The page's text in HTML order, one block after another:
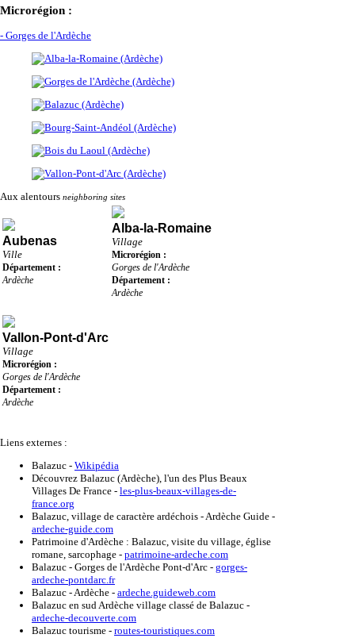
Microrégion :
- Gorges de l'Ardèche
Aux alentours neighboring sites
Aubenas
Ville
Département :
Ardèche
Alba-la-Romaine
Village
Microrégion :
Gorges de l'Ardèche
Département :
Ardèche
Vallon-Pont-d'Arc
Village
Microrégion :
Gorges de l'Ardèche
Département :
Ardèche
Liens externes :
Balazuc - Wikipédia
Découvrez Balazuc (Ardèche), l'un des Plus Beaux
Villages De France - les-plus-beaux-villages-de-
france.org
Balazuc, village de caractère ardéchois - Ardèche Guide -
ardeche-guide.com
Patrimoine d'Ardèche : Balazuc, visite du village, église
romane, sarcophage - patrimoine-ardeche.com
Balazuc - Gorges de l'Ardèche Pont-d'Arc - gorges-
ardeche-pontdarc.fr
Balazuc - Ardèche - ardeche.guideweb.com
Balazuc en sud Ardèche village classé de Balazuc -
ardeche-decouverte.com
Balazuc tourisme - routes-touristiques.com